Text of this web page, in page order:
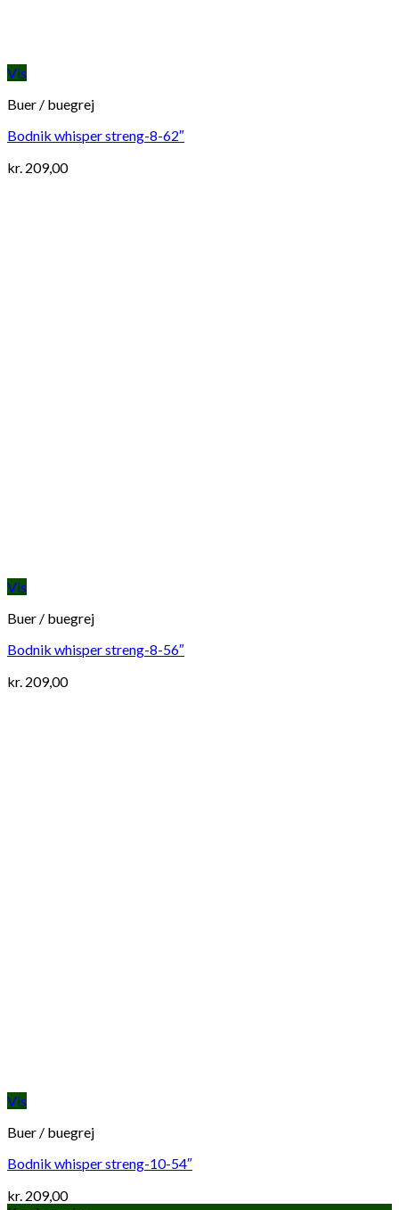
Vis
Buer / buegrej
Bodnik whisper streng-8-62″
kr. 209,00
Vis
Buer / buegrej
Bodnik whisper streng-8-56″
kr. 209,00
Vis
Buer / buegrej
Bodnik whisper streng-10-54″
kr. 209,00